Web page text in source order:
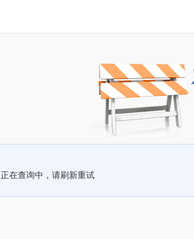
正在查询中，请刷新重试